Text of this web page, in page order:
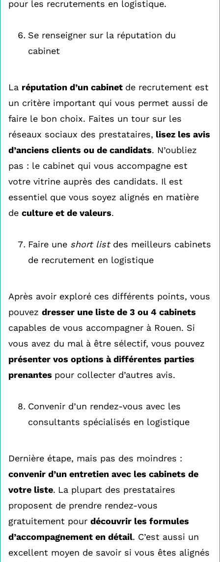
pour les recrutements en logistique.
Se renseigner sur la réputation du
cabinet
La réputation d’un cabinet de recrutement est
un critère important qui vous permet aussi de
faire le bon choix. Faites un tour sur les
réseaux sociaux des prestataires, lisez les avis
d’anciens clients ou de candidats. N’oubliez
pas : le cabinet qui vous accompagne est
votre vitrine auprès des candidats. Il est
essentiel que vous soyez alignés en matière
de culture et de valeurs.
Faire une short listdes meilleurs cabinets
de recrutement en logistique
Après avoir exploré ces différents points, vous
pouvez dresser une liste de 3 ou 4 cabinets
capables de vous accompagner à Rouen. Si
vous avez du mal à être sélectif, vous pouvez
présenter vos options à différentes parties
prenantes pour collecter d’autres avis.
Convenir d’un rendez-vous avec les
consultants spécialisés en logistique
Dernière étape, mais pas des moindres :
convenir d’un entretien avec les cabinets de
votre liste. La plupart des prestataires
proposent de prendre rendez-vous
gratuitement pour découvrir les formules
d’accompagnement en détail. C’est aussi un
excellent moyen de savoir si vous êtes alignés